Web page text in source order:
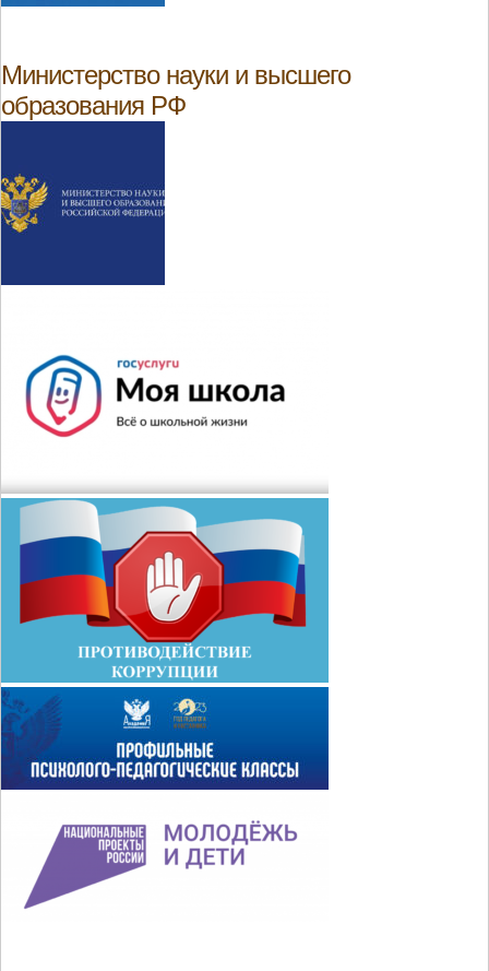
Министерство науки и высшего
образования РФ